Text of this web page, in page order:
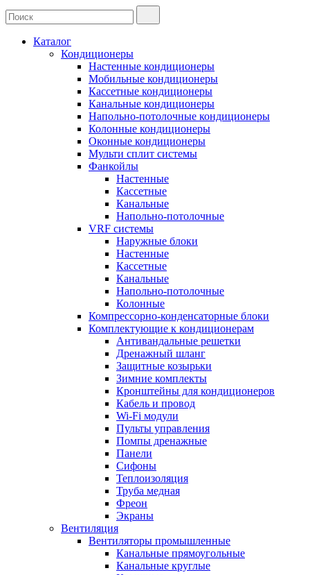
Каталог
Кондиционеры
Настенные кондиционеры
Мобильные кондиционеры
Кассетные кондиционеры
Канальные кондиционеры
Напольно-потолочные кондиционеры
Колонные кондиционеры
Оконные кондиционеры
Мульти сплит системы
Фанкойлы
Настенные
Кассетные
Канальные
Напольно-потолочные
VRF системы
Наружные блоки
Настенные
Кассетные
Канальные
Напольно-потолочные
Колонные
Компрессорно-конденсаторные блоки
Комплектующие к кондиционерам
Антивандальные решетки
Дренажный шланг
Защитные козырьки
Зимние комплекты
Кронштейны для кондиционеров
Кабель и провод
Wi-Fi модули
Пульты управления
Помпы дренажные
Панели
Сифоны
Теплоизоляция
Труба медная
Фреон
Экраны
Вентиляция
Вентиляторы промышленные
Канальные прямоугольные
Канальные круглые